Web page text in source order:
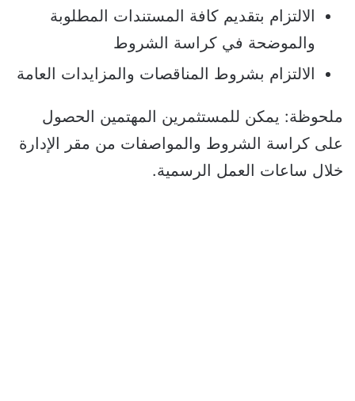
الالتزام بتقديم كافة المستندات المطلوبة
والموضحة في كراسة الشروط
الالتزام بشروط المناقصات والمزايدات العامة
ملحوظة: يمكن للمستثمرين المهتمين الحصول
على كراسة الشروط والمواصفات من مقر الإدارة
خلال ساعات العمل الرسمية.